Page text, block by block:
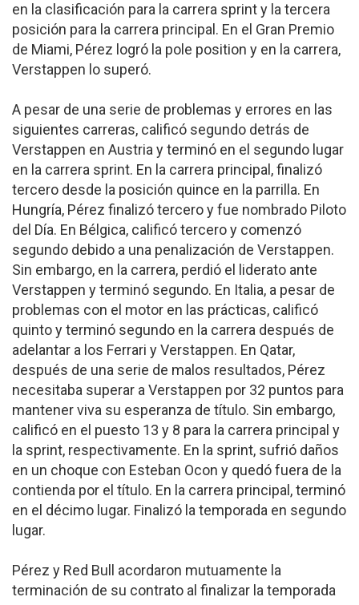
en la clasificación para la carrera sprint y la tercera
posición para la carrera principal. En el Gran Premio
de Miami, Pérez logró la pole position y en la carrera,
Verstappen lo superó.
A pesar de una serie de problemas y errores en las
siguientes carreras, calificó segundo detrás de
Verstappen en Austria y terminó en el segundo lugar
en la carrera sprint. En la carrera principal, finalizó
tercero desde la posición quince en la parrilla. En
Hungría, Pérez finalizó tercero y fue nombrado Piloto
del Día. En Bélgica, calificó tercero y comenzó
segundo debido a una penalización de Verstappen.
Sin embargo, en la carrera, perdió el liderato ante
Verstappen y terminó segundo. En Italia, a pesar de
problemas con el motor en las prácticas, calificó
quinto y terminó segundo en la carrera después de
adelantar a los Ferrari y Verstappen. En Qatar,
después de una serie de malos resultados, Pérez
necesitaba superar a Verstappen por 32 puntos para
mantener viva su esperanza de título. Sin embargo,
calificó en el puesto 13 y 8 para la carrera principal y
la sprint, respectivamente. En la sprint, sufrió daños
en un choque con Esteban Ocon y quedó fuera de la
contienda por el título. En la carrera principal, terminó
en el décimo lugar. Finalizó la temporada en segundo
lugar.
Pérez y Red Bull acordaron mutuamente la
terminación de su contrato al finalizar la temporada